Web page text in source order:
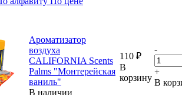
Ароматизатор
воздуха
CALIFORNIA Scents
Palms "Монтерейская
ваниль"
В наличии
110 ₽
В
корзину
-
+
В